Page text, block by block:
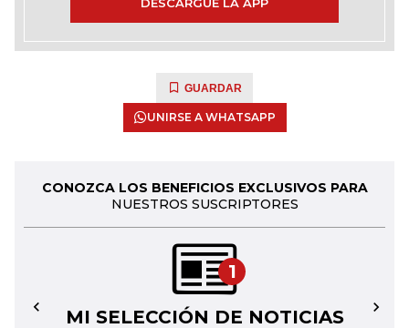
GUARDAR
UNIRSE A WHATSAPP
CONOZCA LOS BENEFICIOS EXCLUSIVOS PARA
NUESTROS SUSCRIPTORES
1
MI SELECCIÓN DE NOTICIAS
← →